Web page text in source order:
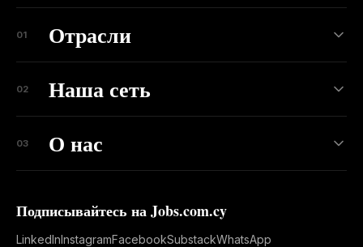
01 Отрасли
02 Наша сеть
03 О нас
Подписывайтесь на Jobs.com.cy
LinkedInInstagramFacebookSubstackWhatsApp